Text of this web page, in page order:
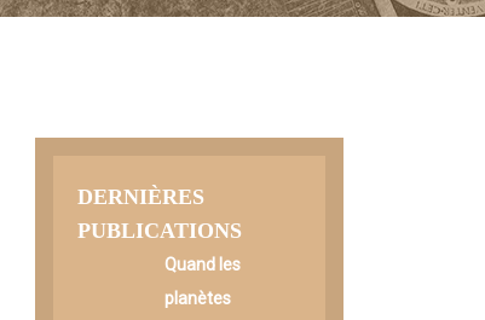
DERNIÈRES
PUBLICATIONS
Quand les
planètes